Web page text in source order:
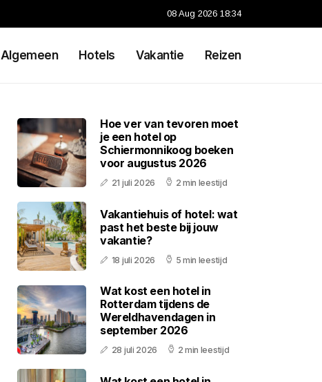
08 Aug 2026 18:34
Algemeen Hotels Vakantie Reizen
Hoe ver van tevoren moet
je een hotel op
Schiermonnikoog boeken
voor augustus 2026
21 juli 2026 2 min leestijd
Vakantiehuis of hotel: wat
past het beste bij jouw
vakantie?
18 juli 2026 5 min leestijd
Wat kost een hotel in
Rotterdam tijdens de
Wereldhavendagen in
september 2026
28 juli 2026 2 min leestijd